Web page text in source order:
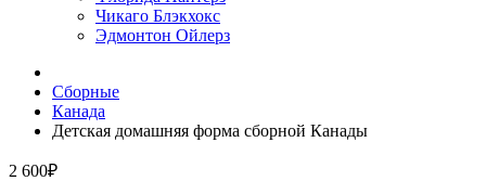
Чикаго Блэкхокс
Эдмонтон Ойлерз
Сборные
Канада
Детская домашняя форма сборной Канады
2 600₽